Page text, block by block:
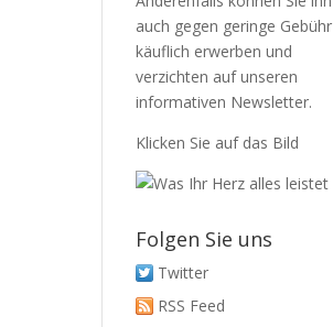
auch gegen geringe Gebühr
käuflich erwerben und
verzichten auf unseren
informativen Newsletter.
Klicken Sie auf das Bild
Folgen Sie uns
Twitter
RSS Feed